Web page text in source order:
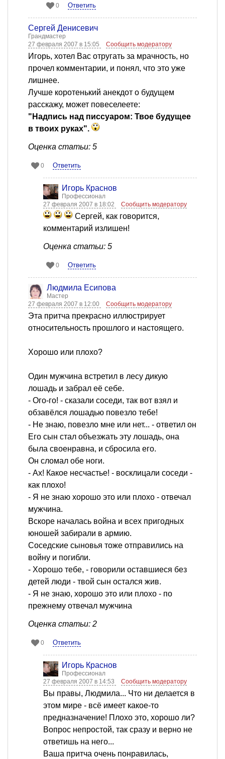
0 Ответить
Сергей Денисевич
Грандмастер
27 февраля 2007 в 15:05
Сообщить модератору
Игорь, хотел Вас отругать за мрачность, но
прочел комментарии, и понял, что это уже
лишнее.
Лучше коротенький анекдот о будущем
расскажу, может повеселеете:
"Надпись над писсуаром: Твое будущее
в твоих руках".
Оценка статьи: 5
0 Ответить
Игорь Краснов
Профессионал
27 февраля 2007 в 18:02
Сообщить модератору
Сергей, как говорится,
комментарий излишен!
Оценка статьи: 5
0 Ответить
Людмила Есипова
Мастер
27 февраля 2007 в 12:00
Сообщить модератору
Эта притча прекрасно иллюстрирует
относительность прошлого и настоящего.
Хорошо или плохо?
Один мужчина встретил в лесу дикую
лошадь и забрал её себе.
- Ого-го! - сказали соседи, так вот взял и
обзавёлся лошадью повезло тебе!
- Не знаю, повезло мне или нет... - ответил он
Его сын стал объезжать эту лошадь, она
была своенравна, и сбросила его.
Он сломал обе ноги.
- Ах! Какое несчастье! - восклицали соседи -
как плохо!
- Я не знаю хорошо это или плохо - отвечал
мужчина.
Вскоре началась война и всех пригодных
юношей забирали в армию.
Соседские сыновья тоже отправились на
войну и погибли.
- Хорошо тебе, - говорили оставшиеся без
детей люди - твой сын остался жив.
- Я не знаю, хорошо это или плохо - по
прежнему отвечал мужчина
Оценка статьи: 2
0 Ответить
Игорь Краснов
Профессионал
27 февраля 2007 в 14:53
Сообщить модератору
Вы правы, Людмила... Что ни делается в
этом мире - всё имеет какое-то
предназначение! Плохо это, хорошо ли?
Вопрос непростой, так сразу и верно не
ответишь на него...
Ваша притча очень понравилась,